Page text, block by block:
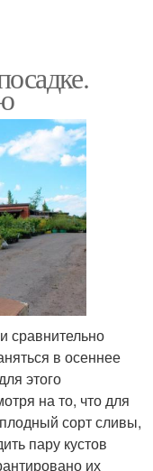
сравнительно
в осеннее
этого
на то, что для
сорт сливы,
пару кустов
их